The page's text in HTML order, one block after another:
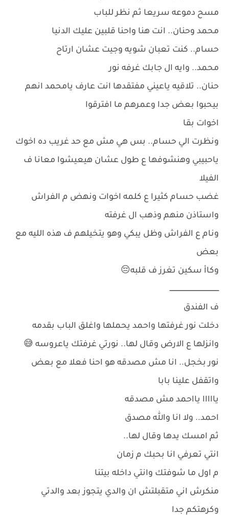
مسح دموعه سريعا ثم نظر للباب
محمد وحنان.. انت هنا واحنا قلبين عليك الدنيا
حسام.. كنت تعبان شويه وجيت عشان ارتاح
محمد.. وايه ال جابك غرفه نور
حنان.. تلاقيه ياعيني مفتقدها انت عارف يامحمد انهم
بيحبوا بعض جدا وعمرهم ما افترقوا
اخوات بقا
ونظرت الي حسام.. بس هي مش مع حد غريب ده اخوك
ياحبيبي وهنشوفها ع طول عشان هيعيشوا معانا ف
الفيلا
غضب حسام كثيرا ع كلمه اخوات ونهض م الفراش
واستاذن منهم وذهب ال غرفته
ونام ع الفراش وظل يبكي وهو يتخيلهم ف هذه الليه مع
بعض
وكاأ سكين تغرز ف قلبه😔
ــــــــــــــــــــــــــــــــــــــــــــــــ
ف الفندق
دخلت نور غرفتها واحمد يحملها واغلق الباب بقدمه
وانزلها ع الارض وقال لها.. نورتي غرفتك ياعروسه 😅
نور بخجل.. انا مش مصدقه هو احنا فعلا مع بعض
واتقفل علينا بابا
يااااا يااحمد مش مصدقه
احمد.. ولا انا والله مصدق
ثم امسك يدها وقال لها..
انتي تعرفي انا بحبك م زمان
م اول ما شوفتك وانتي داخله بيتنا
منكرش اني متقبلتش ان والدي يتجوز بعد والدتي
وكرهتكم جدا